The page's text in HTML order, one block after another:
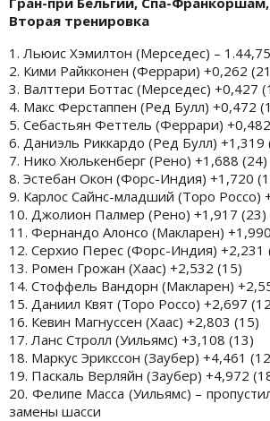
Вторая тренировка
1. Льюис Хэмилтон (Мерседес) –
2. Кими Райкконен (Феррари) +0,262
3. Валттери Боттас (Мерседес) +0,427
4. Макс Ферстаппен (Ред Булл) +0,472
5. Себастьян Феттель (Феррари)
6. Даниэль Риккардо (Ред Булл) +1,319
7. Нико Хюлькенберг (Рено) +1,688 (24)
8. Эстебан Окон (Форс-Индия) +1,720
9. Карлос Сайнс-младший (Торо Россо)
10. Джолион Палмер (Рено) +1,917 (23)
11. Фернандо Алонсо (Макларен)
12. Серхио Перес (Форс-Индия) +2,231
13. Ромен Грожан (Хаас) +2,532 (15)
14. Стоффель Вандорн (Макларен)
15. Даниил Квят (Торо Россо) +2,697
16. Кевин Магнуссен (Хаас) +2,803 (15)
17. Ланс Стролл (Уильямс) +3,108 (13)
18. Маркус Эрикссон (Заубер) +4,461
19. Паскаль Верляйн (Заубер) +4,972
20. Фелипе Масса (Уильямс) –
замены шасси